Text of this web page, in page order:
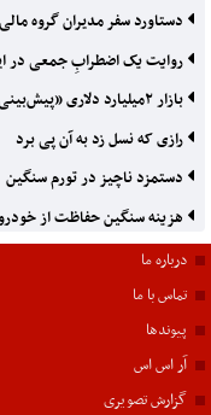
دستاورد سفر مدیران گروه
روایت یک اضطرابِ جمعی در
بازار ۲‌میلیارد دلاری «پیش‌بینی‌ها»
رازی که نسل زد به آن پی برد
دستمزد ناچیز در تورم سنگین
هزینه سنگین حفاظت از
درباره ما
تماس با ما
پیوندها
آر اس اس
گزارش تصویری